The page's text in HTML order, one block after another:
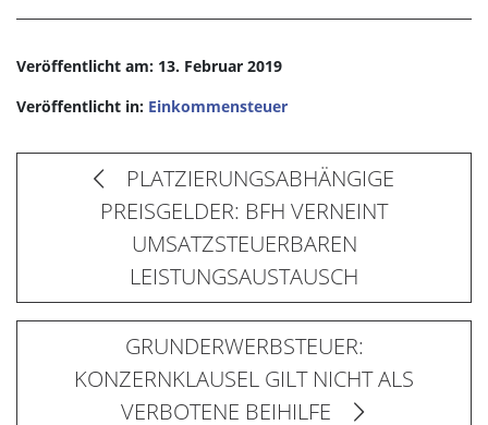
Veröffentlicht am: 13. Februar 2019
Veröffentlicht in: Einkommensteuer
PLATZIERUNGSABHÄNGIGE
PREISGELDER: BFH VERNEINT
UMSATZSTEUERBAREN
LEISTUNGSAUSTAUSCH
GRUNDERWERBSTEUER:
KONZERNKLAUSEL GILT NICHT ALS
VERBOTENE BEIHILFE